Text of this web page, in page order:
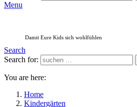
Menu
Damit Eure Kids sich wohlfühlen
Search
Search for:
You are here:
Home
Kindergärten